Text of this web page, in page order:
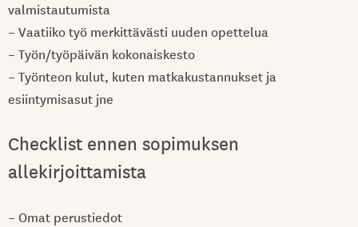
valmistautumista
– Vaatiiko työ merkittävästi uuden opettelua
– Työn/työpäivän kokonaiskesto
– Työnteon kulut, kuten matkakustannukset ja
esiintymisasut jne
Checklist ennen sopimuksen
allekirjoittamista
– Omat perustiedot